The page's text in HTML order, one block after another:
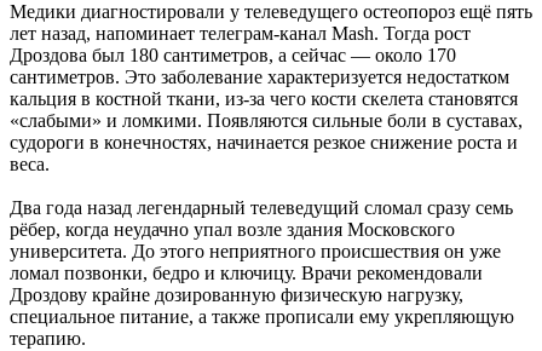
Медики диагностировали у телеведущего остеопороз ещё пять
лет назад, напоминает телеграм-канал Mash. Тогда рост
Дроздова был 180 сантиметров, а сейчас — около 170
сантиметров. Это заболевание характеризуется недостатком
кальция в костной ткани, из-за чего кости скелета становятся
«слабыми» и ломкими. Появляются сильные боли в суставах,
судороги в конечностях, начинается резкое снижение роста и
веса.
Два года назад легендарный телеведущий сломал сразу семь
рёбер, когда неудачно упал возле здания Московского
университета. До этого неприятного происшествия он уже
ломал позвонки, бедро и ключицу. Врачи рекомендовали
Дроздову крайне дозированную физическую нагрузку,
специальное питание, а также прописали ему укрепляющую
терапию.